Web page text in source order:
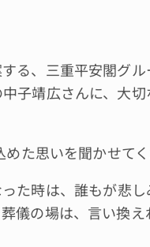
る、三重平安閣グル
子靖広さんに、大切
めた思いを聞かせて
た時は、誰もが悲し
儀の場は、言い換え